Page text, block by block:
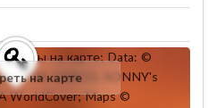
на карте